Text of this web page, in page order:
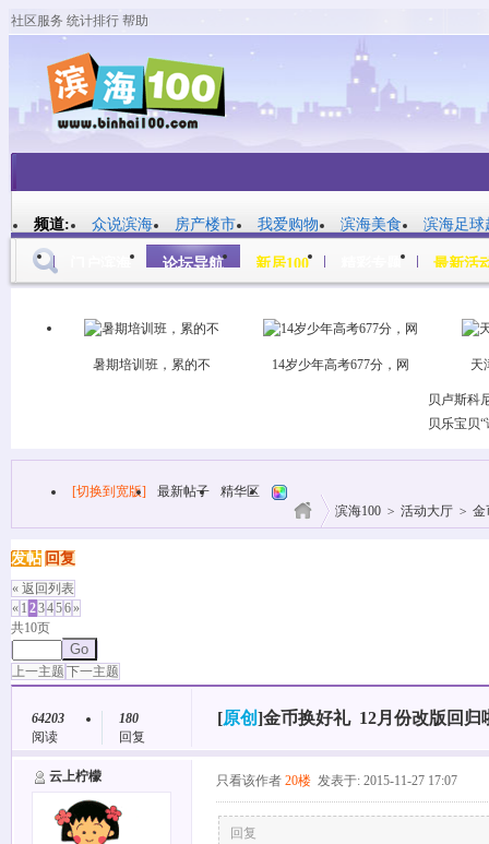
社区服务 统计排行 帮助
平板模式
门户滨海 论坛导航 新居100 精彩专题 最新活
频道: 众说滨海 房产楼市 我爱购物 滨海美食 滨海足球
帖子
暑期培训班，累的不 14岁少年高考677分，网 天
贝卢斯科
贝乐宝贝
[切换到宽版] 最新帖子
精华区
滨海100 > 活动大厅 > 金
发帖 回复
« 返回列表
« 1 23456»
共10页
Go
上一主题 下一主题
64203
阅读
180
回复
[原创]金币换好礼 12月份改版回归
云上柠檬 只看该作者 20楼 发表于: 2015-11-27 17:07
回复